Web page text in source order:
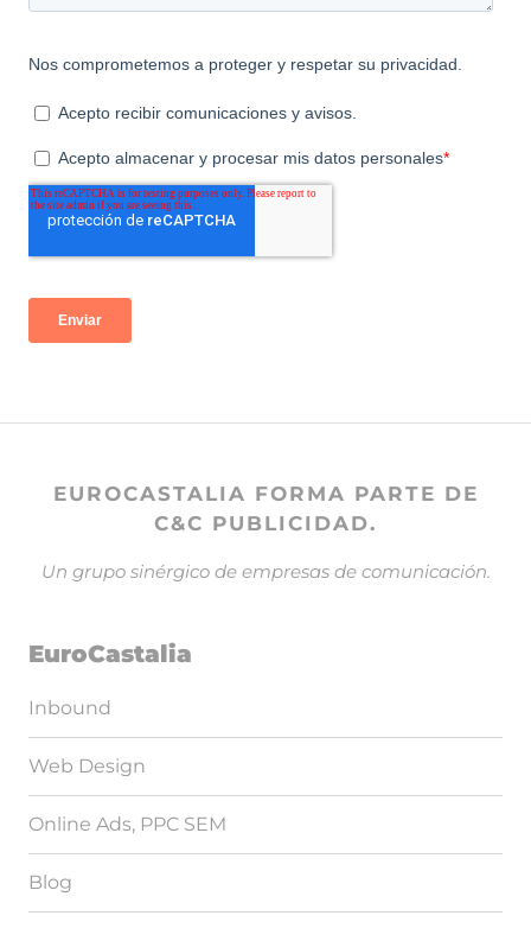
EUROCASTALIA FORMA PARTE DE
C&C PUBLICIDAD.
Un grupo sinérgico de empresas de comunicación.
EuroCastalia
Inbound
Web Design
Online Ads, PPC SEM
Blog